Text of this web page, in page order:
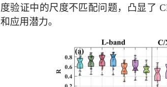
度验证中的尺度不匹配问题，凸显了
和应用潜力。